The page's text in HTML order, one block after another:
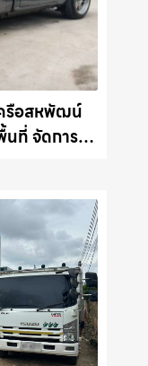
รือสหพัฒน์
ที่ จัดการให้